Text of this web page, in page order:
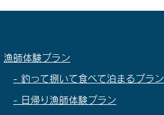
漁師体験プラン
- 釣って捌いて食べて泊まるプラン
- 日帰り漁師体験プラン